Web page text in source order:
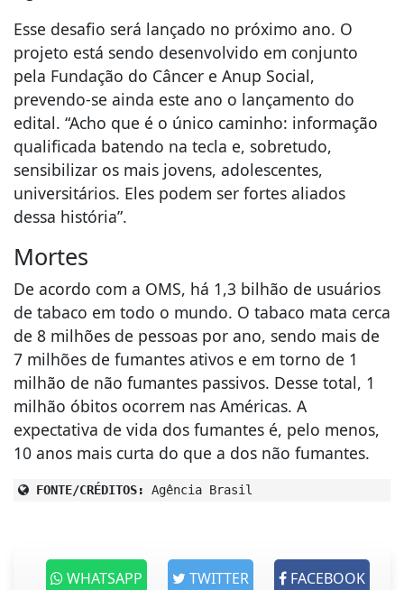
Esse desafio será lançado no próximo ano. O
projeto está sendo desenvolvido em conjunto
pela Fundação do Câncer e Anup Social,
prevendo-se ainda este ano o lançamento do
edital. “Acho que é o único caminho: informação
qualificada batendo na tecla e, sobretudo,
sensibilizar os mais jovens, adolescentes,
universitários. Eles podem ser fortes aliados
dessa história”.
Mortes
De acordo com a OMS, há 1,3 bilhão de usuários
de tabaco em todo o mundo. O tabaco mata cerca
de 8 milhões de pessoas por ano, sendo mais de
7 milhões de fumantes ativos e em torno de 1
milhão de não fumantes passivos. Desse total, 1
milhão óbitos ocorrem nas Américas. A
expectativa de vida dos fumantes é, pelo menos,
10 anos mais curta do que a dos não fumantes.
FONTE/CRÉDITOS: Agência Brasil
FACEBOOK
TWITTER
WHATSAPP